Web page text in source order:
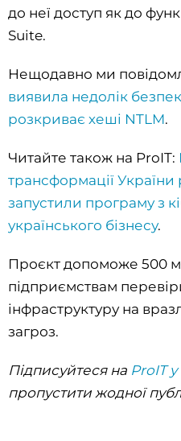
до неї доступ як до
Suite.
Нещодавно ми
виявила недолік
розкриває хеші NTLM.
Читайте також на ProIT:
трансформації
запустили програму з
українського бізнесу.
Проєкт допоможе 500
підприємствам
інфраструктуру на
загроз.
Підписуйтеся на ProIT
пропустити жодної